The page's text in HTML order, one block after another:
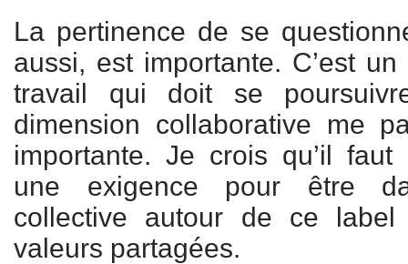
La pertinence de se
aussi, est importante. C’est
travail qui doit se
dimension collaborative me
importante. Je crois qu’il
une exigence pour être
collective autour de ce
valeurs partagées.